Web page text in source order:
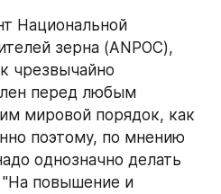
Национальной
зерна (ANPOC),
чрезвычайно
перед любым
мировой порядок, как
поэтому, по мнению
однозначно делать
"На повышение и